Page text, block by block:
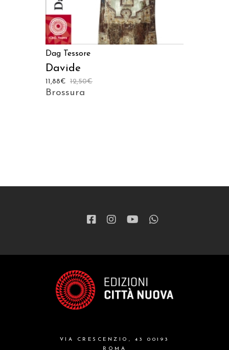
Dag Tessore
Davide
12,50€
11,88€
Brossura
VIA CRESCENZIO, 43 00193
ROMA